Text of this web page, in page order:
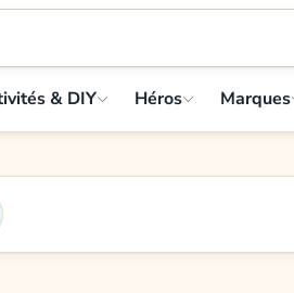
& DIY Héros Marques